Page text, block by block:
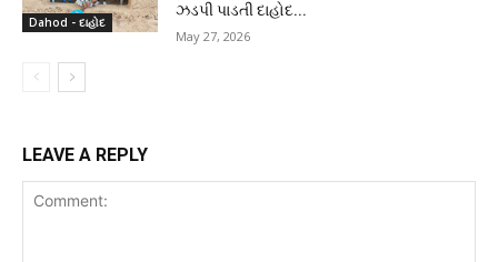
Dahod - દાહોદ
ઝડપી પાડતી દાહોદ...
May 27, 2026
LEAVE A REPLY